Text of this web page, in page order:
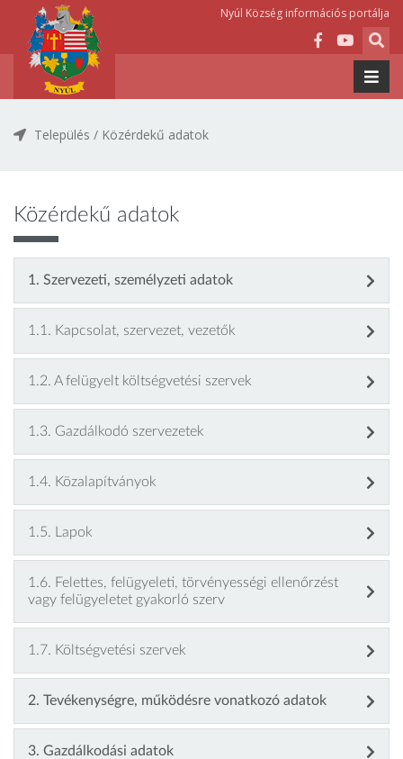
Nyúl Község információs portálja
Település / Közérdekű adatok
Közérdekű adatok
1. Szervezeti, személyzeti adatok
1.1. Kapcsolat, szervezet, vezetők
1.2. A felügyelt költségvetési szervek
1.3. Gazdálkodó szervezetek
1.4. Közalapítványok
1.5. Lapok
1.6. Felettes, felügyeleti, törvényességi ellenőrzést
vagy felügyeletet gyakorló szerv
1.7. Költségvetési szervek
2. Tevékenységre, működésre vonatkozó adatok
3. Gazdálkodási adatok